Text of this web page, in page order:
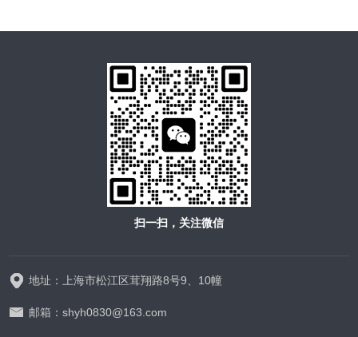
扫一扫，关注微信
地址：上海市松江区茸翔路8号9、10幢
邮箱：shyh0830@163.com